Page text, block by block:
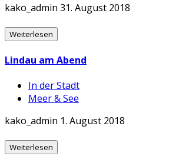
kako_admin 31. August 2018
Weiterlesen
Lindau am Abend
In der Stadt
Meer & See
kako_admin 1. August 2018
Weiterlesen